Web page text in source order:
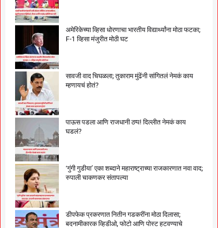
अमेरिकेच्या व्हिसा धोरणाचा भारतीय विद्यार्थ्यांना मोठा फटका;
F-1 व्हिसा मंजुरीत मोठी घट
सावजी वाद चिघळला; तुकाराम मुंढेंनी सांगितलं नेमकं काय
म्हणायचं होतं?
पाऊस पडला आणि राजधानी ठप्प! दिल्लीत नेमकं काय
घडलं?
‘गुंगी गुडीया’ एका शब्दाने महाराष्ट्राच्या राजकारणात नवा वाद;
रुपाली चाकणकर संतापल्या
डीपफेक प्रकरणात नितीन गडकरींना मोठा दिलासा;
बदनामीकारक व्हिडीओ, फोटो आणि पोस्ट हटवण्याचे